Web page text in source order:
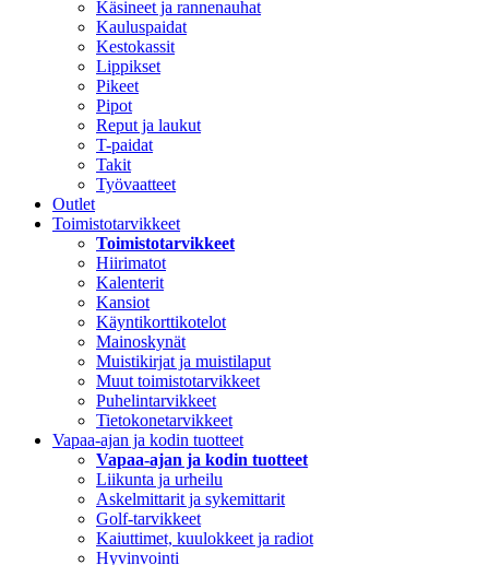
Käsineet ja rannenauhat
Kauluspaidat
Kestokassit
Lippikset
Pikeet
Pipot
Reput ja laukut
T-paidat
Takit
Työvaatteet
Outlet
Toimistotarvikkeet
Toimistotarvikkeet
Hiirimatot
Kalenterit
Kansiot
Käyntikorttikotelot
Mainoskynät
Muistikirjat ja muistilaput
Muut toimistotarvikkeet
Puhelintarvikkeet
Tietokonetarvikkeet
Vapaa-ajan ja kodin tuotteet
Vapaa-ajan ja kodin tuotteet
Liikunta ja urheilu
Askelmittarit ja sykemittarit
Golf-tarvikkeet
Kaiuttimet, kuulokkeet ja radiot
Hyvinvointi